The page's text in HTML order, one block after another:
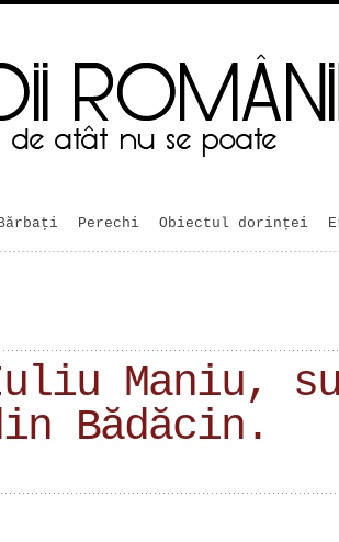
Perechi Obiectul dorinței
Maniu,
Bădăcin.